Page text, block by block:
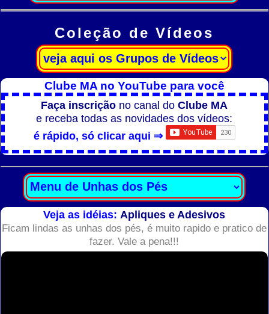
Coleção de Vídeos
Clube MA no YouTube para você
Faça inscrição no canal doClube MA
e receba todas as novidades dos vídeos:
é rápido, só clicar aqui ⇒
Veja as idéias: Apliques e Adesivos
Ficam lindas as unhas dos pés, é muito rapido e pratico de
fazer. Vale a pena!!!